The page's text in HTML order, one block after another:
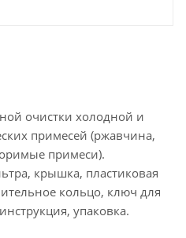
очистки холодной и
примесей (ржавчина,
примеси).
крышка, пластиковая
кольцо, ключ для
упаковка.